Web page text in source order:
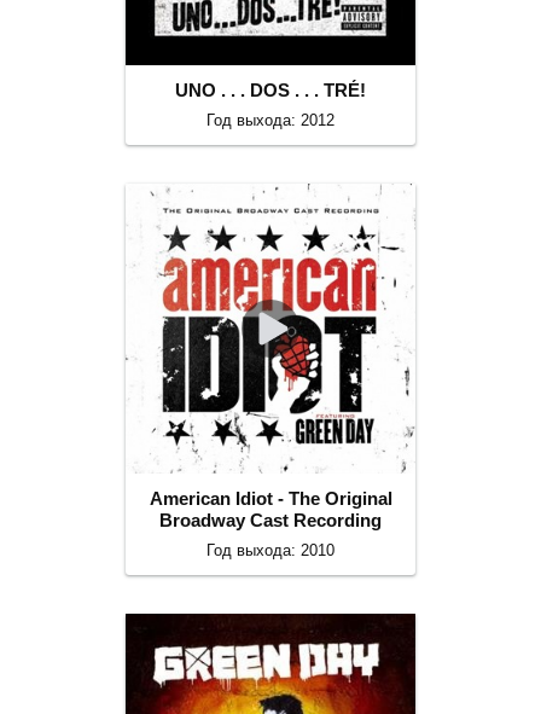
UNO . . . DOS . . . TRÉ!
Год выхода: 2012
American Idiot - The Original
Broadway Cast Recording
Год выхода: 2010